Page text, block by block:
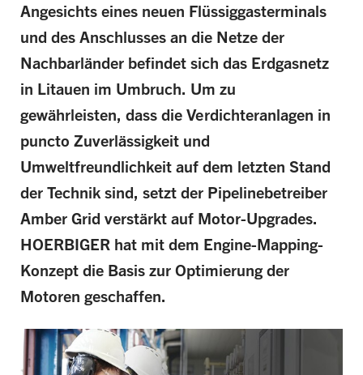
Angesichts eines neuen Flüssiggasterminals
und des Anschlusses an die Netze der
Nachbarländer befindet sich das Erdgasnetz
in Litauen im Umbruch. Um zu
gewährleisten, dass die Verdichteranlagen in
puncto Zuverlässigkeit und
Umweltfreundlichkeit auf dem letzten Stand
der Technik sind, setzt der Pipelinebetreiber
Amber Grid verstärkt auf Motor-Upgrades.
HOERBIGER hat mit dem Engine-Mapping-
Konzept die Basis zur Optimierung der
Motoren geschaffen.